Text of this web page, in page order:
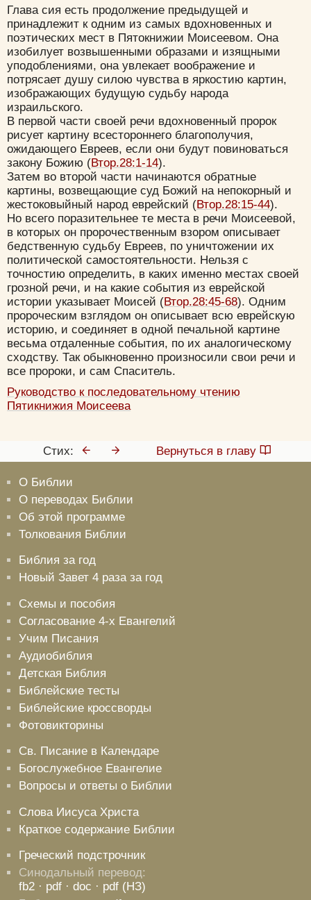
Глава сия есть продолжение предыдущей и
принадлежит к одним из самых вдохновенных и
поэтических мест в Пятокнижии Моисеевом. Она
изобилует возвышенными образами и изящными
уподоблениями, она увлекает воображение и
потрясает душу силою чувства в яркостию картин,
изображающих будущую судьбу народа
израильского.
В первой части своей речи вдохновенный пророк
рисует картину всестороннего благополучия,
ожидающего Евреев, если они будут повиноваться
закону Божию (Втор.28:1-14).
Затем во второй части начинаются обратные
картины, возвещающие суд Божий на непокорный и
жестоковыйный народ еврейский (Втор.28:15-44).
Но всего поразительнее те места в речи Моисеевой,
в которых он пророчественным взором описывает
бедственную судьбу Евреев, по уничтожении их
политической самостоятельности. Нельзя с
точностию определить, в каких именно местах своей
грозной речи, и на какие события из еврейской
истории указывает Моисей (Втор.28:45-68). Одним
пророческим взглядом он описывает всю еврейскую
историю, и соединяет в одной печальной картине
весьма отдаленные события, по их аналогическому
сходству. Так обыкновенно произносили свои речи и
все пророки, и сам Спаситель.
Руководство к последовательному чтению
Пятикнижия Моисеева
Стих: Вернуться в главу
О Библии
О переводах Библии
Об этой программе
Толкования Библии
Библия за год
Новый Завет 4 раза за год
Схемы и пособия
Согласование 4-х Евангелий
Учим Писания
Аудиобиблия
Детская Библия
Библейские тесты
Библейские кроссворды
Фотовикторины
Св. Писание в Календаре
Богослужебное Евангелие
Вопросы и ответы о Библии
Слова Иисуса Христа
Краткое содержание Библии
Греческий подстрочник
Синодальный перевод:
fb2 · pdf · doc · pdf (НЗ)
Удалить Сохранить